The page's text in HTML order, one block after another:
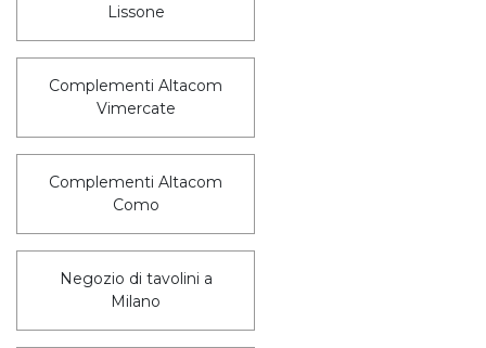
Lissone
Complementi Altacom
Vimercate
Complementi Altacom
Como
Negozio di tavolini a
Milano